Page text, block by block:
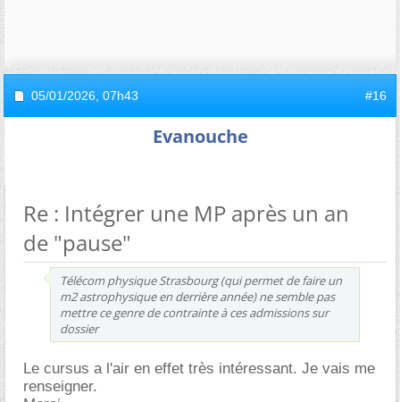
05/01/2026, 07h43 #16
Evanouche
Re : Intégrer une MP après un an
de "pause"
Télécom physique Strasbourg (qui permet de faire un
m2 astrophysique en derrière année) ne semble pas
mettre ce genre de contrainte à ces admissions sur
dossier
Le cursus a l'air en effet très intéressant. Je vais me
renseigner.